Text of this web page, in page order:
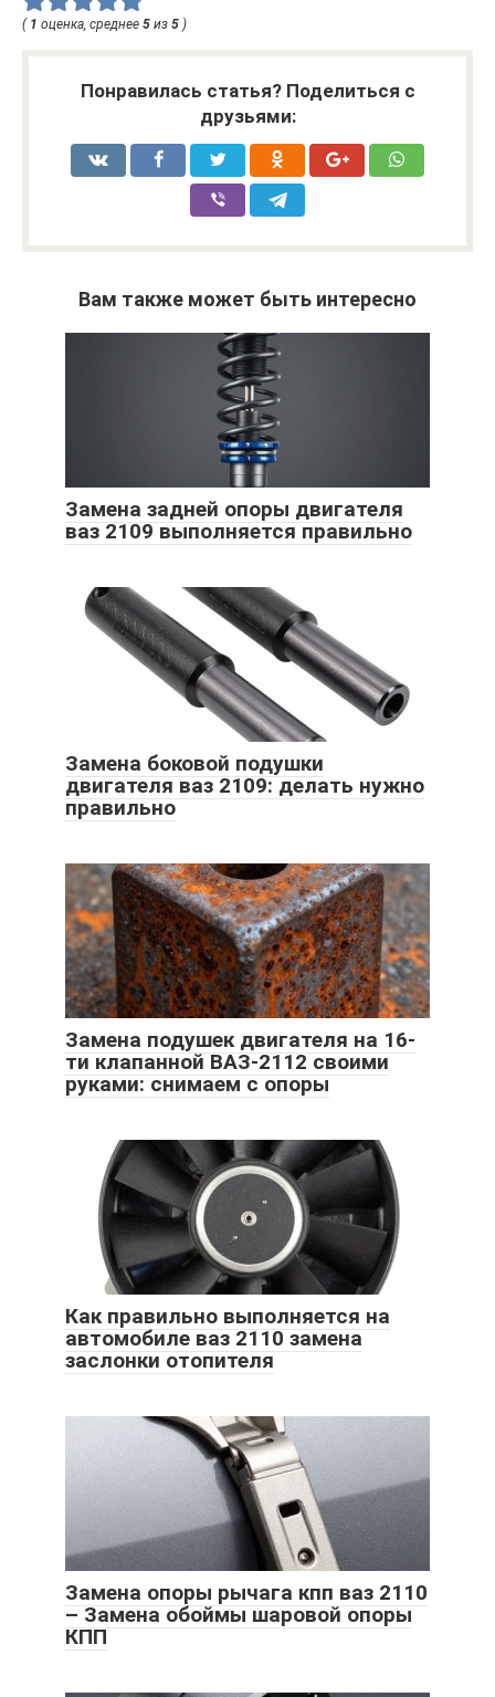
( 1 оценка, среднее 5 из 5 )
Понравилась статья? Поделиться с
друзьями:
Вам также может быть интересно
Замена задней опоры двигателя
ваз 2109 выполняется правильно
Замена боковой подушки
двигателя ваз 2109: делать нужно
правильно
Замена подушек двигателя на 16-
ти клапанной ВАЗ-2112 своими
руками: снимаем с опоры
Как правильно выполняется на
автомобиле ваз 2110 замена
заслонки отопителя
Замена опоры рычага кпп ваз 2110
– Замена обоймы шаровой опоры
КПП